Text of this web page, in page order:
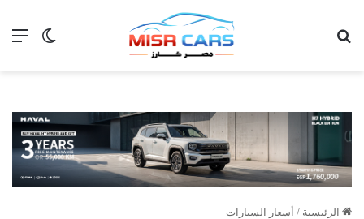
الوضع
الرئيسية / أسعار السيارات